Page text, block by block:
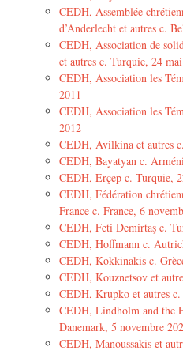
CEDH, Assemblée
d’Anderlecht et autres c.
CEDH, Association de
et autres c. Turquie, 24
CEDH, Association les
2011
CEDH, Association les
2012
CEDH, Avilkina et autres
CEDH, Bayatyan c.
CEDH, Erçep c. Turquie,
CEDH, Fédération
France c. France, 6
CEDH, Feti Demirtaş c.
CEDH, Hoffmann c.
CEDH, Kokkinakis c.
CEDH, Kouznetsov et
CEDH, Krupko et autres
CEDH, Lindholm and the
Danemark, 5 novembre
CEDH, Manoussakis et